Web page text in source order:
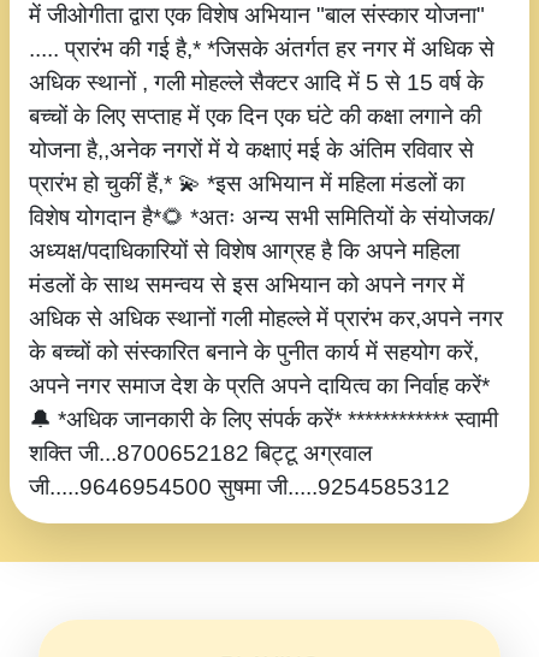
में जीओगीता द्वारा एक विशेष अभियान "बाल संस्कार योजना"
..... प्रारंभ की गई है,* *जिसके अंतर्गत हर नगर में अधिक से
अधिक स्थानों , गली मोहल्ले सैक्टर आदि में 5 से 15 वर्ष के
बच्चों के लिए सप्ताह में एक दिन एक घंटे की कक्षा लगाने की
योजना है,,अनेक नगरों में ये कक्षाएं मई के अंतिम रविवार से
प्रारंभ हो चुकीं हैं,* 💫 *इस अभियान में महिला मंडलों का
विशेष योगदान है*🌻 *अतः अन्य सभी समितियों के संयोजक/
अध्यक्ष/पदाधिकारियों से विशेष आग्रह है कि अपने महिला
मंडलों के साथ समन्वय से इस अभियान को अपने नगर में
अधिक से अधिक स्थानों गली मोहल्ले में प्रारंभ कर,अपने नगर
के बच्चों को संस्कारित बनाने के पुनीत कार्य में सहयोग करें,
अपने नगर समाज देश के प्रति अपने दायित्व का निर्वाह करें*
🔔 *अधिक जानकारी के लिए संपर्क करें* ************ स्वामी
शक्ति जी...8700652182 बिट्टू अग्रवाल
जी.....9646954500 सुषमा जी.....9254585312